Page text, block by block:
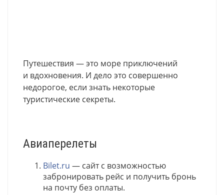
Путешествия — это море приключений
и вдохновения. И дело это совершенно
недорогое, если знать некоторые
туристические секреты.
Авиаперелеты
Bilet.ru — сайт с возможностью
забронировать рейс и получить бронь
на почту без оплаты.